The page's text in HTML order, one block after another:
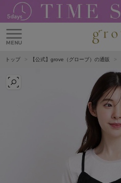
トップ 【公式】grove（グローブ）の通販